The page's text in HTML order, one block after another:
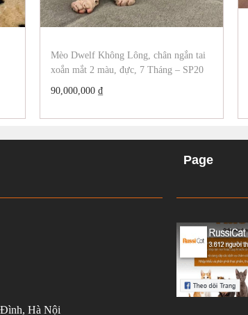
Mèo Dwelf Không Lông, chân ngắn tai
xoắn mắt 2 màu, đực, 7 Tháng – SP20
90,000,000 ₫
Hà Nội
Page